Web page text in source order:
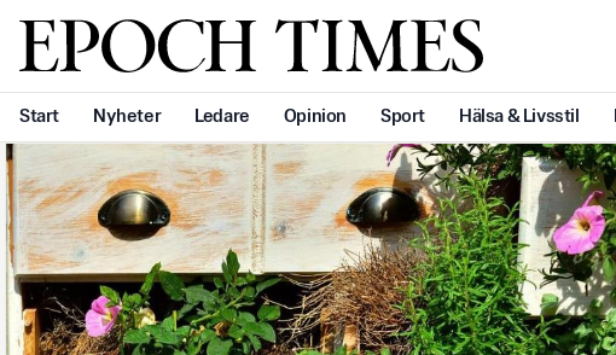
Svenska Epoch Times
Start Nyheter Ledare Opinion Sport Hälsa & Livsstil